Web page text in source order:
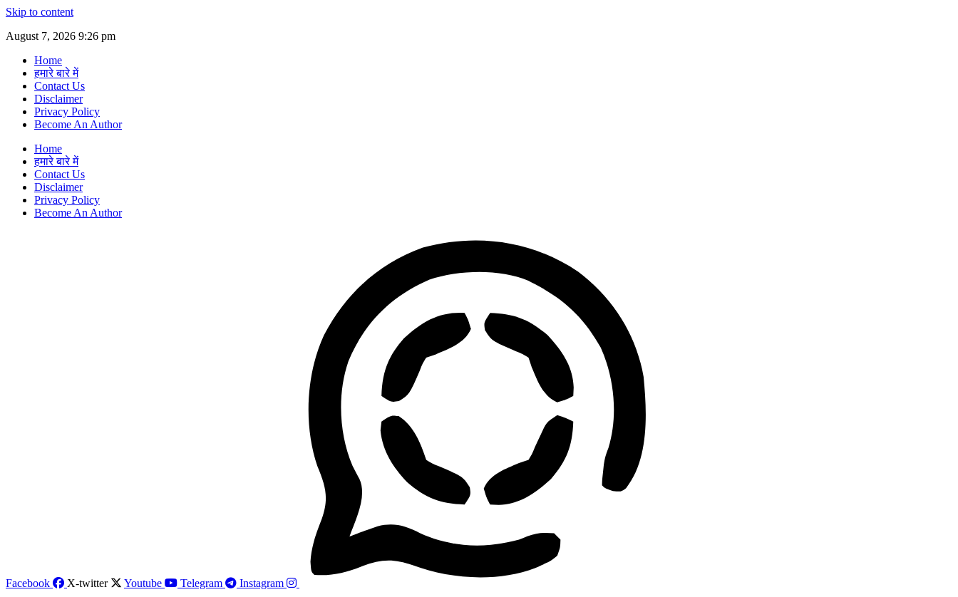
Skip to content
August 7, 2026 9:26 pm
Home
हमारे बारे में
Contact Us
Disclaimer
Privacy Policy
Become An Author
Home
हमारे बारे में
Contact Us
Disclaimer
Privacy Policy
Become An Author
Facebook X-twitter Youtube Telegram Instagram